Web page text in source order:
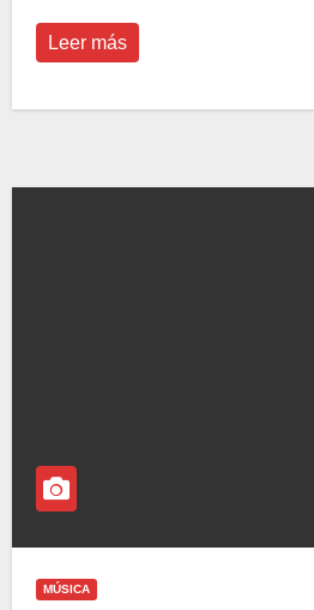
Leer más
MÚSICA